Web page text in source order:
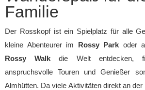
Familie
Der Rosskopf ist ein Spielplatz für alle
kleine Abenteurer im Rossy Park oder
Rossy Walk die Welt entdecken,
anspruchsvolle Touren und Genießer
Almhütten. Da viele Aktivitäten direkt an